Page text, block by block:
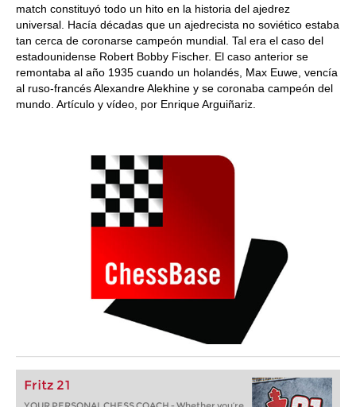
match constituyó todo un hito en la historia del ajedrez
universal. Hacía décadas que un ajedrecista no soviético estaba
tan cerca de coronarse campeón mundial. Tal era el caso del
estadounidense Robert Bobby Fischer. El caso anterior se
remontaba al año 1935 cuando un holandés, Max Euwe, vencía
al ruso-francés Alexandre Alekhine y se coronaba campeón del
mundo. Artículo y vídeo, por Enrique Arguiñariz.
Fritz 21